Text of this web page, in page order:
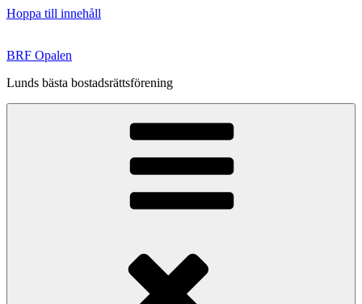
Hoppa till innehåll
BRF Opalen
Lunds bästa bostadsrättsförening